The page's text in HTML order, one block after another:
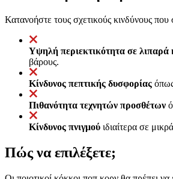
Κατανοήστε τους σχετικούς κινδύνους που
Υψηλή περιεκτικότητα σε λιπαρά
βάρους.
Κίνδυνος πεπτικής δυσφορίας
Πιθανότητα τεχνητών προσθέτων
Κίνδυνος πνιγμού ιδιαίτερα σε
Πώς να επιλέξετε;